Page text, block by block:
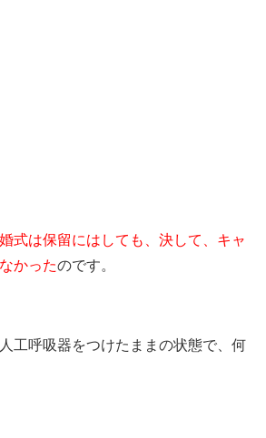
式は保留にはしても、決して、キャ
かったのです。
工呼吸器をつけたままの状態で、何